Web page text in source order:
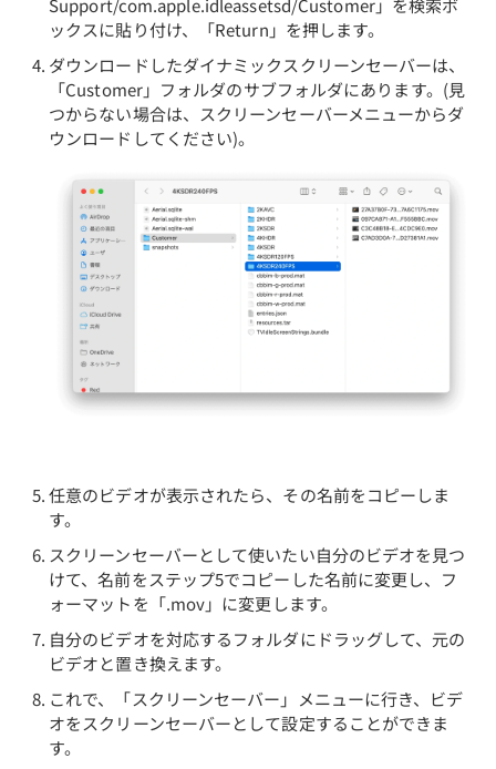
Support/com.apple.idleassetsd/Customer」を検索ボ
ックスに貼り付け、「Return」を押します。
ダウンロードしたダイナミックスクリーンセーバーは、
「Customer」フォルダのサブフォルダにあります。(見
つからない場合は、スクリーンセーバーメニューからダ
ウンロードしてください)。
任意のビデオが表示されたら、その名前をコピーしま
す。
スクリーンセーバーとして使いたい自分のビデオを見つ
けて、名前をステップ5でコピーした名前に変更し、フ
ォーマットを「.mov」に変更します。
自分のビデオを対応するフォルダにドラッグして、元の
ビデオと置き換えます。
これで、「スクリーンセーバー」メニューに行き、ビデ
オをスクリーンセーバーとして設定することができま
す。